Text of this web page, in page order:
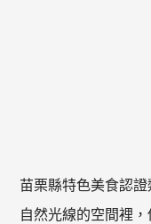
苗栗縣特色美食認
自然光線的空間裡